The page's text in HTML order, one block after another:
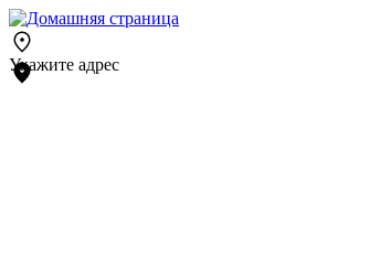
Укажите адрес